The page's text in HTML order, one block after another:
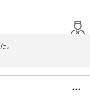
。
。今後もお客様目線で、